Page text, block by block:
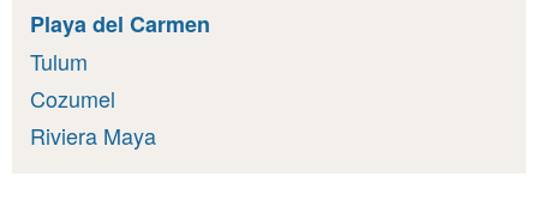
Playa del Carmen
Tulum
Cozumel
Riviera Maya